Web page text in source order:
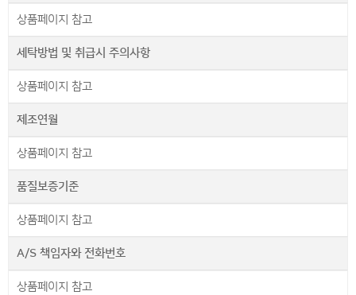
상품페이지 참고
세탁방법 및 취급시 주의사항
상품페이지 참고
제조연월
상품페이지 참고
품질보증기준
상품페이지 참고
A/S 책임자와 전화번호
상품페이지 참고